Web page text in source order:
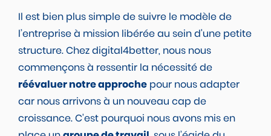
Il est bien plus simple de suivre le modèle de
l’entreprise à mission libérée au sein d'une petite
structure. Chez digital4better, nous nous
commençons à ressentir la nécessité de
réévaluer notre approche pour nous adapter
car nous arrivons à un nouveau cap de
croissance. C'est pourquoi nous avons mis en